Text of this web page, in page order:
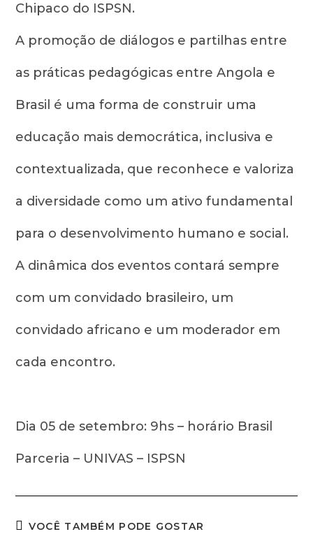
Chipaco do ISPSN.
A promoção de diálogos e partilhas entre
as práticas pedagógicas entre Angola e
Brasil é uma forma de construir uma
educação mais democrática, inclusiva e
contextualizada, que reconhece e valoriza
a diversidade como um ativo fundamental
para o desenvolvimento humano e social.
A dinâmica dos eventos contará sempre
com um convidado brasileiro, um
convidado africano e um moderador em
cada encontro.
Dia 05 de setembro: 9hs – horário Brasil
Parceria – UNIVAS – ISPSN
VOCÊ TAMBÉM PODE GOSTAR